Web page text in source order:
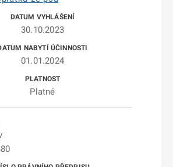
30.10.2023
01.01.2024
Platné